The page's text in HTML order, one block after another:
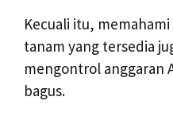
Kecuali itu,
tanam yang tersedia
mengontrol anggaran
bagus.